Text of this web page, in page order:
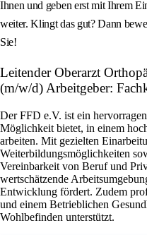
Ihnen und geben erst mit Ihrem
weiter. Klingt das gut? Dann
Sie!
Leitender Oberarzt
(m/w/d) Arbeitgeber:
Der FFD e.V. ist ein
Möglichkeit bietet, in einem
arbeiten. Mit gezielten
Weiterbildungsmöglichkeiten
Vereinbarkeit von Beruf und
wertschätzende
Entwicklung fördert. Zudem
und einem Betrieblichen
Wohlbefinden unterstützt.